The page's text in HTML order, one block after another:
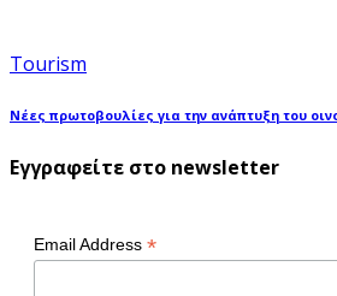
Tourism
Νέες πρωτοβουλίες για την ανάπτυξη του
Εγγραφείτε στο newsletter
Email Address *